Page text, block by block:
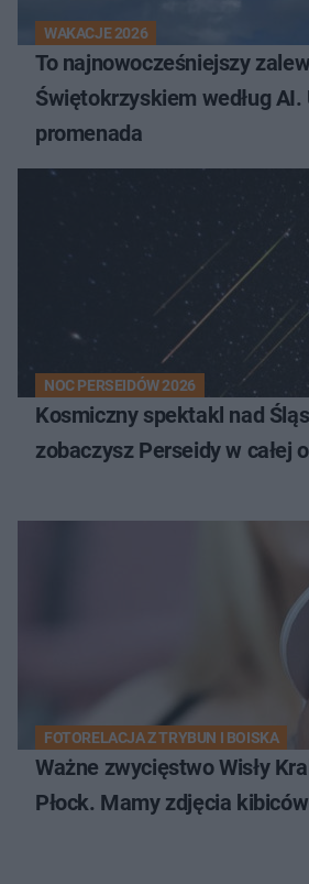
WAKACJE 2026
To najnowocześniejszy
Świętokrzyskiem według
promenada
NOC PERSEIDÓW 2026
Kosmiczny spektakl nad
zobaczysz Perseidy w całej
FOTORELACJA Z TRYBUN I BOISKA
Ważne zwycięstwo Wisły
Płock. Mamy zdjęcia kibiców